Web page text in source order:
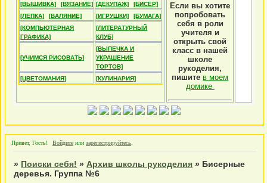
[ВЫШИВКА] [ВЯЗАНИЕ] [ДЕКУПАЖ]
[БИСЕР]
[ЛЕПКА]
[ВАЛЯНИЕ] [ИГРУШКИ]
[БУМАГА]
[КОМПЬЮТЕРНАЯ
ГРАФИКА]
[ЛИТЕРАТУРНЫЙ
КЛУБ]
[УЧИМСЯ РИСОВАТЬ]
[ВЫПЕЧКА И
УКРАШЕНИЕ
ТОРТОВ]
[ЦВЕТОМАНИЯ]
[КУЛИНАРИЯ]
Если вы хотите
попробовать
себя в роли
учителя и
открыть свой
класс в нашей
школе
рукоделия,
пишите в моем
домике
Привет, Гость! Войдите или зарегистрируйтесь
» Поиски себя! »Архив школы рукоделия » Бисерные
деревья. Группа №6